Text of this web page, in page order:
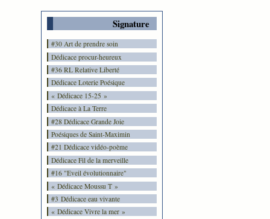
Signature
#30 Art de prendre soin
Dédicace procur-heureux
#36 RL Relative Liberté
Dédicace Loterie Poésique
« Dédicace 15-25 »
Dédicace à La Terre
#28 Dédicace Grande Joie
Poésiques de Saint-Maximin
#21 Dédicace vidéo-poème
Dédicace Fil de la merveille
#16 "Eveil évolutionnaire"
« Dédicace Moussu T »
#3 Dédicace eau vivante
« Dédicace Vivre la mer »